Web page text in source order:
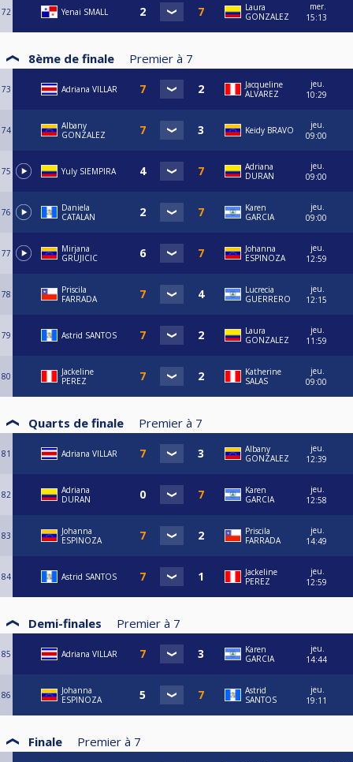
72 Yenai SMALL
Laura
GONZALEZ
mer.
15:13
8ème de finale Premier à 7
73 Adriana VILLAR
Jacqueline
ALVAREZ
jeu.
10:29
74
Albany
GONZALEZ
Keidy BRAVO
jeu.
09:00
75 Yuly SIEMPIRA
Adriana
DURAN
jeu.
09:00
76
Daniela
CATALAN
Karen
GARCIA
jeu.
09:00
77
Mirjana
GRUJICIC
Johanna
ESPINOZA
jeu.
12:59
78
Priscila
FARRADA
Lucrecia
GUERRERO
jeu.
12:15
79 Astrid SANTOS
Laura
GONZALEZ
jeu.
11:59
80
Jackeline
PEREZ
Katherine
SALAS
jeu.
09:00
Quarts de finale Premier à 7
81 Adriana VILLAR
Albany
GONZALEZ
jeu.
12:39
82
Adriana
DURAN
Karen
GARCIA
jeu.
12:58
83
Johanna
ESPINOZA
Priscila
FARRADA
jeu.
14:49
84 Astrid SANTOS
Jackeline
PEREZ
jeu.
12:59
Demi-finales Premier à 7
85 Adriana VILLAR
Karen
GARCIA
jeu.
14:44
86
Johanna
ESPINOZA
Astrid
SANTOS
jeu.
19:11
Finale Premier à 7